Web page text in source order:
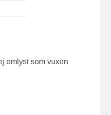
omlyst som vuxen